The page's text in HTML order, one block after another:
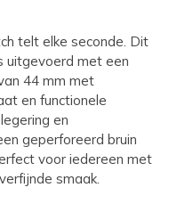
telt elke seconde. Dit
uitgevoerd met een
44 mm met
en functionele
en
geperforeerd bruin
voor iedereen met
smaak.